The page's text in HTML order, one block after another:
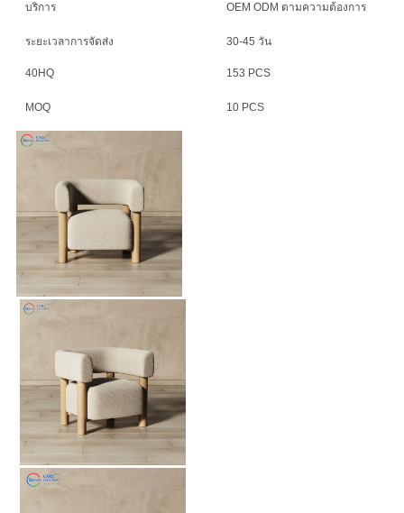
บริการ OEM ODM ตามความต้องการ
ระยะเวลาการจัดส่ง 30-45 วัน
40HQ 153 PCS
MOQ 10 PCS